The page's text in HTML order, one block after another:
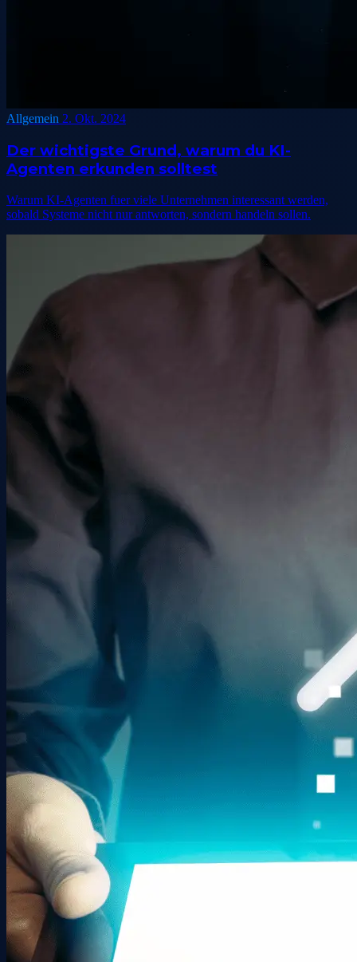
Allgemein 2. Okt. 2024
Der wichtigste Grund, warum du KI-
Agenten erkunden solltest
Warum KI-Agenten fuer viele Unternehmen interessant werden,
sobald Systeme nicht nur antworten, sondern handeln sollen.